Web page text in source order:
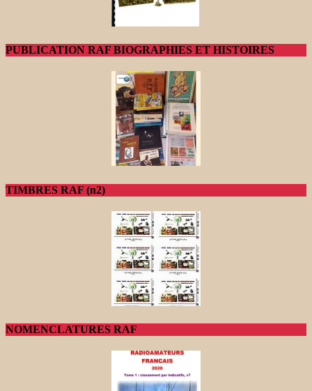
PUBLICATION RAF BIOGRAPHIES ET HISTOIRES
TIMBRES RAF (n2)
NOMENCLATURES RAF